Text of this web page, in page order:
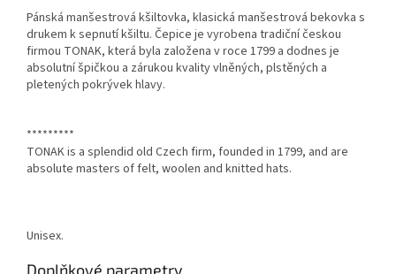
Pánská manšestrová kšiltovka, klasická manšestrová bekovka s
drukem k sepnutí kšiltu. Čepice je vyrobena tradiční českou
firmou TONAK, která byla založena v roce 1799 a dodnes je
absolutní špičkou a zárukou kvality vlněných, plstěných a
pletených pokrývek hlavy.
*********
TONAK is a splendid old Czech firm, founded in 1799, and are
absolute masters of felt, woolen and knitted hats.
Unisex.
Doplňkové parametry